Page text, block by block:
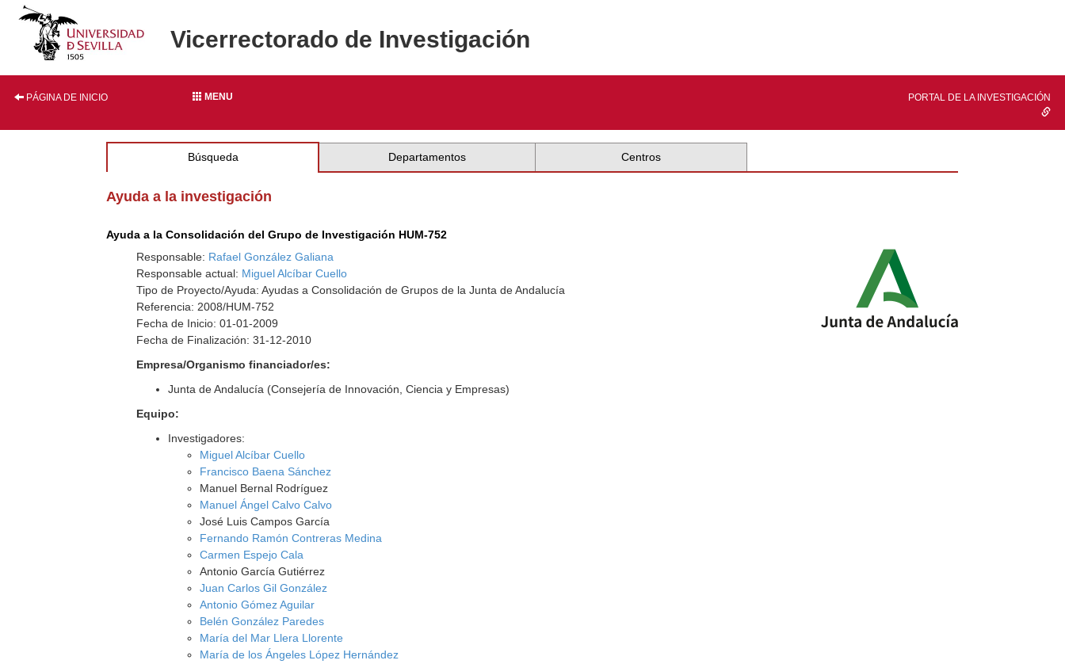
Vicerrectorado de Investigación
PÁGINA DE INICIO MENU PORTAL DE LA INVESTIGACIÓN
Búsqueda Departamentos Centros
Ayuda a la investigación
Ayuda a la Consolidación del Grupo de Investigación HUM-752
Responsable: Rafael González Galiana
Responsable actual: Miguel Alcíbar Cuello
Tipo de Proyecto/Ayuda: Ayudas a Consolidación de Grupos de la Junta de Andalucía
Referencia: 2008/HUM-752
Fecha de Inicio: 01-01-2009
Fecha de Finalización: 31-12-2010
Empresa/Organismo financiador/es:
Junta de Andalucía (Consejería de Innovación, Ciencia y Empresas)
Equipo:
Investigadores:
Miguel Alcíbar Cuello
Francisco Baena Sánchez
Manuel Bernal Rodríguez
Manuel Ángel Calvo Calvo
José Luis Campos García
Fernando Ramón Contreras Medina
Carmen Espejo Cala
Antonio García Gutiérrez
Juan Carlos Gil González
Antonio Gómez Aguilar
Belén González Paredes
María del Mar Llera Llorente
María de los Ángeles López Hernández